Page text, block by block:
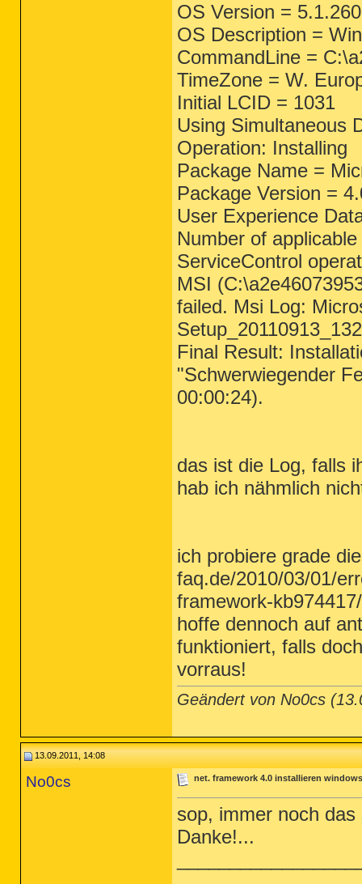
OS Version =
OS Description =
CommandLine =
TimeZone = W.
Initial LCID = 1031
Using Simultaneous
Operation: Installing
Package Name =
Package Version =
User Experience
Number of
ServiceControl
MSI
failed. Msi Log:
Final Result:
"Schwerwiegender
00:00:24).
das ist die Log, falls
hab ich nähmlich
ich probiere grade
faq.de/2010/03/01/
framework-kb974417/
hoffe dennoch auf
funktioniert, falls
vorraus!
Geändert von No0cs
13.09.2011, 14:08
No0cs net. framework 4.0 installieren
sop, immer noch
Danke!...